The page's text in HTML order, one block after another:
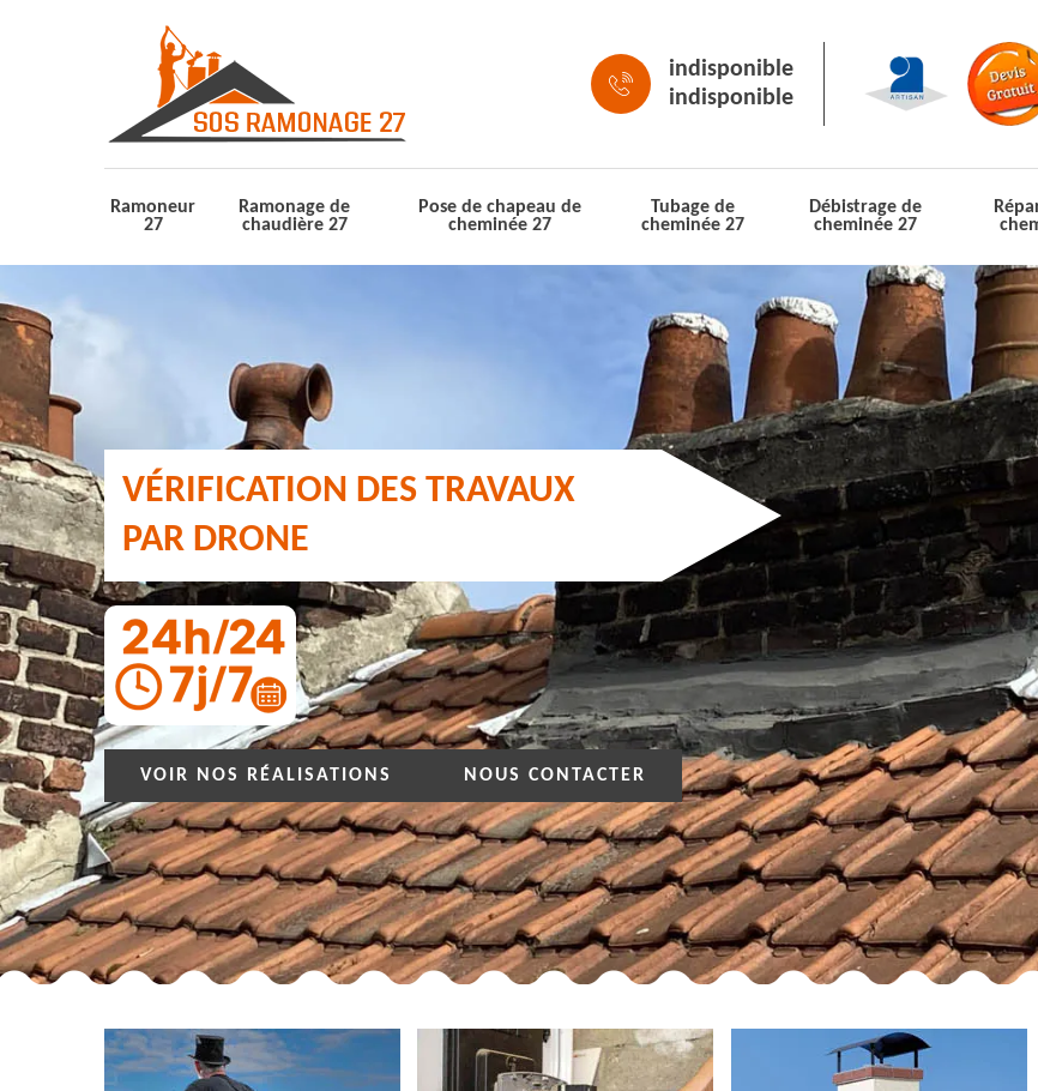
indisponible
indisponible
Ramoneur
27
Ramonage de
chaudière 27
Pose de chapeau de
cheminée 27
Tubage de
cheminée 27
Débistrage de
cheminée 27
VÉRIFICATION DES TRAVAUX
PAR DRONE
VOIR NOS RÉALISATIONS NOUS CONTACTER